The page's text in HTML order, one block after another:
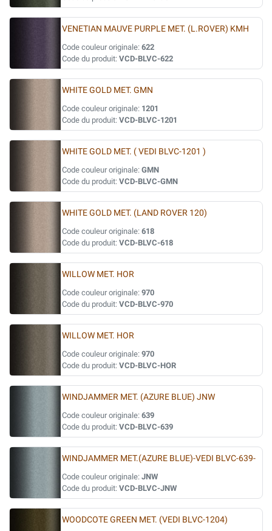
VENETIAN MAUVE PURPLE MET. (L.ROVER) KMH
Code couleur originale: 622
Code du produit: VCD-BLVC-622
WHITE GOLD MET. GMN
Code couleur originale: 1201
Code du produit: VCD-BLVC-1201
WHITE GOLD MET. ( VEDI BLVC-1201 )
Code couleur originale: GMN
Code du produit: VCD-BLVC-GMN
WHITE GOLD MET. (LAND ROVER 120)
Code couleur originale: 618
Code du produit: VCD-BLVC-618
WILLOW MET. HOR
Code couleur originale: 970
Code du produit: VCD-BLVC-970
WILLOW MET. HOR
Code couleur originale: 970
Code du produit: VCD-BLVC-HOR
WINDJAMMER MET. (AZURE BLUE) JNW
Code couleur originale: 639
Code du produit: VCD-BLVC-639
WINDJAMMER MET.(AZURE BLUE)-VEDI BLVC-639-
Code couleur originale: JNW
Code du produit: VCD-BLVC-JNW
WOODCOTE GREEN MET. (VEDI BLVC-1204)